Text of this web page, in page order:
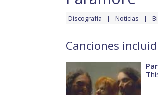
Discografía Noticias
Canciones